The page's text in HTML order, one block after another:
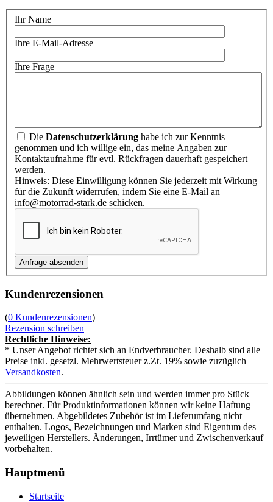
Ihr Name
Ihre E-Mail-Adresse
Ihre Frage
Die Datenschutzerklärung habe ich zur Kenntnis
genommen und ich willige ein, das meine Angaben zur
Kontaktaufnahme für evtl. Rückfragen dauerhaft gespeichert
werden.
Hinweis: Diese Einwilligung können Sie jederzeit mit Wirkung
für die Zukunft widerrufen, indem Sie eine E-Mail an
info@motorrad-stark.de schicken.
Kundenrezensionen
(0 Kundenrezensionen)
Rezension schreiben
Rechtliche Hinweise:
* Unser Angebot richtet sich an Endverbraucher. Deshalb sind alle
Preise inkl. gesetzl. Mehrwertsteuer z.Zt. 19% sowie zuzüglich
Versandkosten.
Abbildungen können ähnlich sein und werden immer pro Stück
berechnet. Für Produktinformationen können wir keine Haftung
übernehmen. Abgebildetes Zubehör ist im Lieferumfang nicht
enthalten. Logos, Bezeichnungen und Marken sind Eigentum des
jeweiligen Herstellers. Änderungen, Irrtümer und Zwischenverkauf
vorbehalten.
Hauptmenü
Startseite